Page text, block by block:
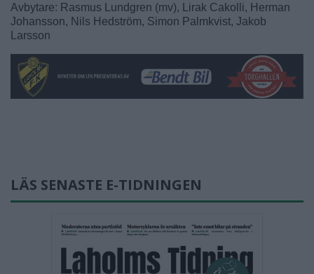
Avbytare: Rasmus Lundgren (mv), Lirak Cakolli, Herman
Johansson, Nils Hedström, Simon Palmkvist, Jakob
Larsson
LÄS SENASTE E-TIDNINGEN